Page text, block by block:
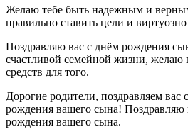
Желаю тебе быть надежным и
правильно ставить цели и
Поздравляю вас с днём рождения
счастливой семейной жизни, желаю
средств для того.
Дорогие родители, поздравляем вас
рождения вашего сына! Поздравляю
рождения вашего сына.